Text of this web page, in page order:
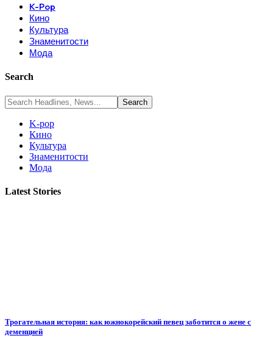
K-Pop
Кино
Культура
Знаменитости
Мода
Search
K-pop
Кино
Культура
Знаменитости
Мода
Latest Stories
Трогательная история: как южнокорейский певец заботится о жене с
деменцией